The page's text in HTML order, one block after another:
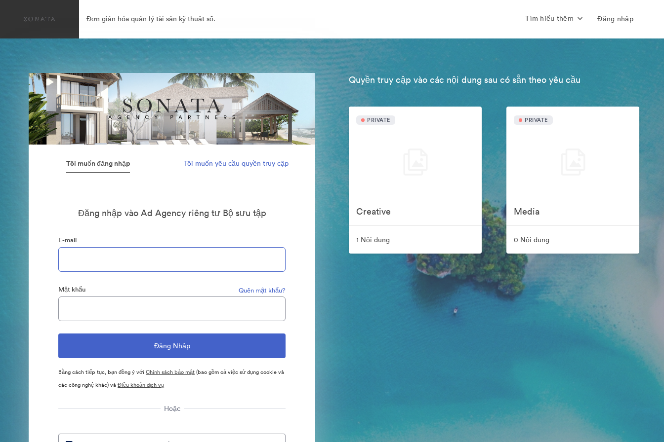
Đơn giản hóa quản lý tài sản kỹ thuật số. Tìm hiểu thêm Đăng nhập
Tôi muốn đăng nhập Tôi muốn yêu cầu quyền truy cập
Đăng nhập vào Ad Agency riêng tư Bộ sưu tập
E-mail
Mật khẩu Quên mật khẩu?
Bằng cách tiếp tục, bạn đồng ý vớiChính sách bảo mật(bao gồm cả việc sử dụng cookie và
các công nghệ khác) vàĐiều khoản dịch vụ
Hoặc
Quyền truy cập vào các nội dung sau có sẵn theo yêu cầu
PRIVATE
Creative
1 Nội dung
PRIVATE
Media
0 Nội dung